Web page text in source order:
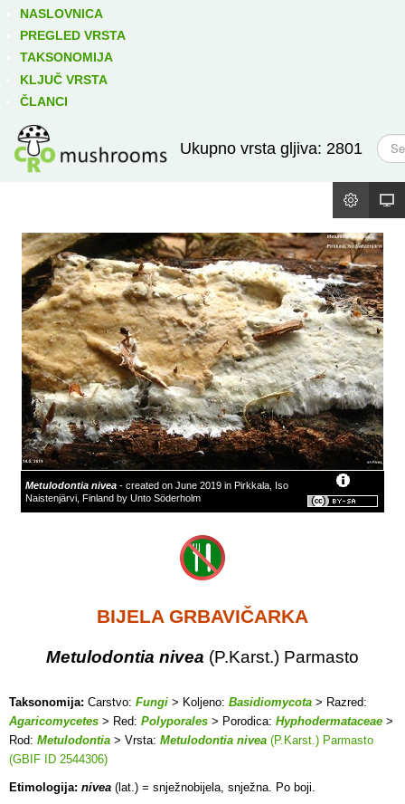
NASLOVNICA
PREGLED VRSTA
TAKSONOMIJA
KLJUČ VRSTA
ČLANCI
Ukupno vrsta gljiva: 2801
T
r
ž
Metulodontia nivea - created on June 2019 in Pirkkala, Iso
Naistenjärvi, Finland by Unto Söderholm
BIJELA GRBAVIČARKA
Metulodontia nivea (P.Karst.) Parmasto
Taksonomija: Carstvo: Fungi > Koljeno: Basidiomycota > Razred:
Agaricomycetes > Red: Polyporales > Porodica: Hyphodermataceae >
Rod: Metulodontia > Vrsta: Metulodontia nivea (P.Karst.) Parmasto
(GBIF ID 2544306)
Etimologija: nivea (lat.) = snježnobijela, snježna. Po boji.
Izravno podređene niže takse: